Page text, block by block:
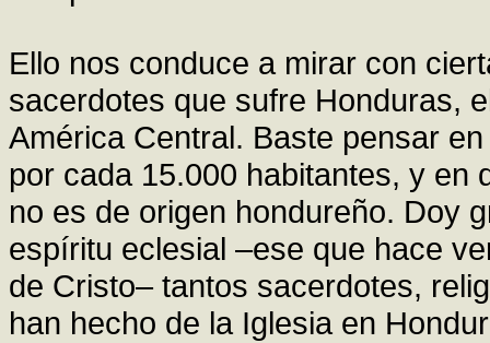
Ello nos conduce a mirar con
sacerdotes que sufre Honduras,
América Central. Baste pensar
por cada 15.000 habitantes, y en
no es de origen hondureño. Doy
espíritu eclesial –ese que hace
de Cristo– tantos sacerdotes,
han hecho de la Iglesia en